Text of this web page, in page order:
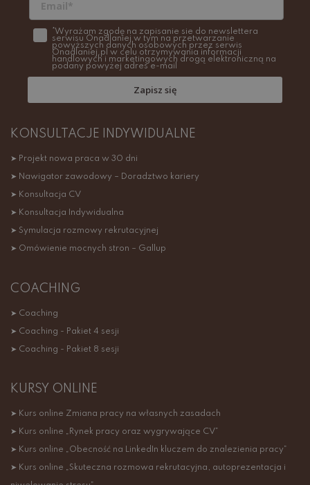
*Wyrażam zgodę na zapisanie sie do newslettera
serwisu Onadlaniej w tym na przetwarzanie
powyższych danych osobowych przez serwis
Onadlaniej.pl w celu otrzymywania informacji
handlowych i marketingowych drogą elektroniczną na
podany powyżej adres e-mail
Zapisz się
KONSULTACJE INDYWIDUALNE
➤ Projekt nowa praca w 30 dni
➤ Nawigator zawodowy – Doradztwo kariery
➤ Konsultacja CV
➤ Konsultacja Indywidualna
➤ Symulacja rozmowy rekrutacyjnej
➤ Omówienie mocnych stron – Gallup
COACHING
➤ Coaching
➤ Coaching - Pakiet 4 sesji
➤ Coaching - Pakiet 8 sesji
KURSY ONLINE
➤ Kurs online Zmiana pracy na własnych zasadach
➤ Kurs online „Rynek pracy oraz wygrywające CV”
➤ Kurs online „Obecność na LinkedIn kluczem do znalezienia pracy”
➤ Kurs online „Skuteczna rozmowa rekrutacyjna, autoprezentacja i